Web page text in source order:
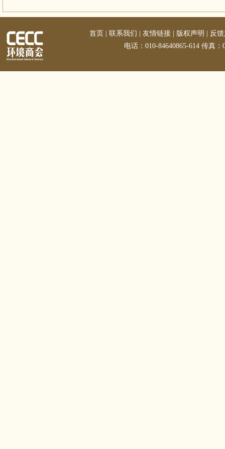
首页 联系我们 友情链接 版权声明
反
电话：010-84640865-614 传真